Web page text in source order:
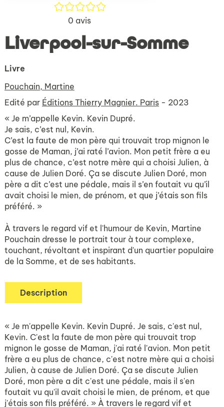
/5
0 avis
Liverpool-sur-Somme
Livre
Pouchain, Martine
Edité par Éditions Thierry Magnier. Paris - 2023
« Je m’appelle Kevin. Kevin Dupré.
Je sais, c’est nul, Kevin.
C’est la faute de mon père qui trouvait trop mignon le
gosse de Maman, j’ai raté l’avion. Mon petit frère a eu
plus de chance, c’est notre mère qui a choisi Julien, à
cause de Julien Doré. Ça se discute Julien Doré, mon
père a dit c’est une pédale, mais il s’en foutait vu qu’il
avait choisi le mien, de prénom, et que j’étais son fils
préféré. »
À travers le regard vif et l'humour de Kevin, Martine
Pouchain dresse le portrait tour à tour complexe,
touchant, révoltant et inspirant d'un quartier populaire
de la Somme, et de ses habitants.
Description
« Je m'appelle Kevin. Kevin Dupré. Je sais, c'est nul,
Kevin. C'est la faute de mon père qui trouvait trop
mignon le gosse de Maman, j'ai raté l'avion. Mon petit
frère a eu plus de chance, c'est notre mère qui a choisi
Julien, à cause de Julien Doré. Ça se discute Julien
Doré, mon père a dit c'est une pédale, mais il s'en
foutait vu qu'il avait choisi le mien, de prénom, et que
j'étais son fils préféré. » À travers le regard vif et